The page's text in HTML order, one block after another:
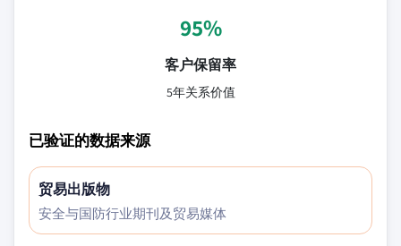
95%
客户保留率
5年关系价值
已验证的数据来源
贸易出版物
安全与国防行业期刊及贸易媒体